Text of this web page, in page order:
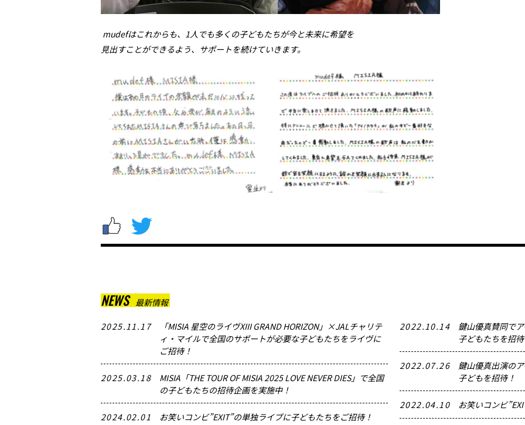
mudefはこれからも、 1人でも多くの子どもたちが今と未来に希望を
見出すことができるよう、サポートを続けていきます。
NEWS 最新情報
2025.11.17
「MISIA 星空のライヴXIII GRAND HORIZON」×JALチャリテ
ィ・マイルで全国のサポートが必要な子どもたちをライヴに
ご招待！
2025.03.18
MISIA「THE TOUR OF MISIA 2025 LOVE NEVER DIES」で全国
の子どもたちの招待企画を実施中！
2024.02.01 お笑いコンビ”EXIT”の単独ライブに子どもたちをご招待！
2022.10.14
鍵山優真賛同で
子どもたちを招待
2022.07.26
鍵山優真出演の
子どもを招待！
2022.04.10 お笑いコンビ